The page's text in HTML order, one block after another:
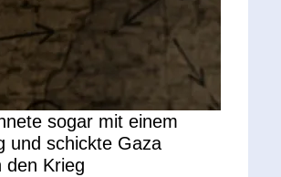
sogar mit einem
und schickte Gaza
den Krieg